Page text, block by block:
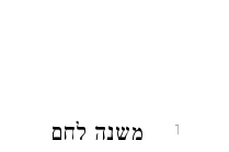
1 משנה לחם